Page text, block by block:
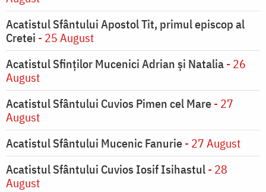
Acatistul Sfântului Apostol Tit, primul episcop al
Cretei - 25 August
Acatistul Sfinților Mucenici Adrian și Natalia- 26
August
Acatistul Sfântului Cuvios Pimen cel Mare- 27
August
Acatistul Sfântului Mucenic Fanurie- 27 August
Acatistul Sfântului Cuvios Iosif Isihastul- 28
August